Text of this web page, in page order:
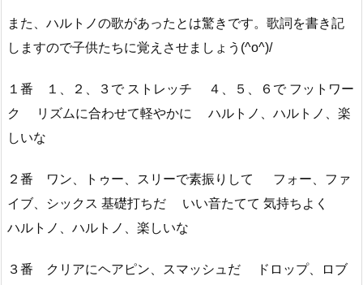
また、ハルトノの歌があったとは驚きです。歌詞を書き記
しますので子供たちに覚えさせましょう(^o^)/
１番 １、２、３で ストレッチ ４、５、６で フットワー
ク リズムに合わせて軽やかに ハルトノ、ハルトノ、楽
しいな
２番 ワン、トゥー、スリーで素振りして フォー、ファ
イブ、シックス 基礎打ちだ いい音たてて 気持ちよく
ハルトノ、ハルトノ、楽しいな
３番 クリアにヘアピン、スマッシュだ ドロップ、ロブ